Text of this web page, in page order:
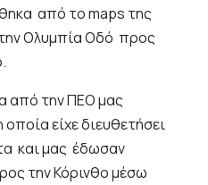
από το maps της
Ολυμπία Οδό προς
από την ΠΕΟ μας
είχε διευθετήσει
και μας έδωσαν
την Κόρινθο μέσω